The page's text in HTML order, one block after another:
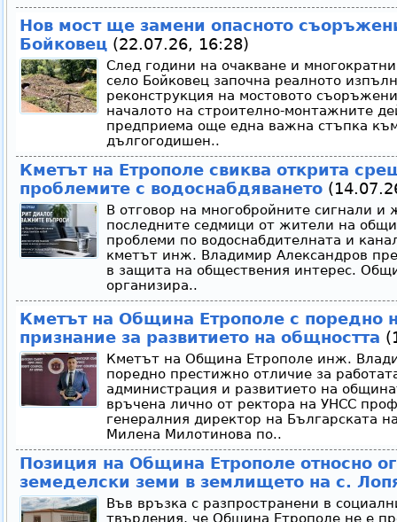
Нов мост ще замени опасното
Бойковец(22.07.26, 16:28)
След години на очакване и
село Бойковец започна реалното
реконструкция на мостовото
началото на строително-монтажните
предприема още една важна стъпка
дългогодишен..
Кметът на Етрополе свиква открита
проблемите с водоснабдяването
В отговор на многобройните сигнали и
последните седмици от жители на
проблеми по водоснабдителната и
кметът инж. Владимир Александров
в защита на обществения интерес.
организира..
Кметът на Община Етрополе с поредно
признание за развитието на общността
Кметът на Община Етрополе инж.
поредно престижно отличие за
администрация и развитието на
връчена лично от ректора на УНСС
генералния директор на Българската
Милена Милотинова по..
Позиция на Община Етрополе относно
земеделски земи в землището на с.
Във връзка с разпространени в
твърдения, че Община Етрополе не е